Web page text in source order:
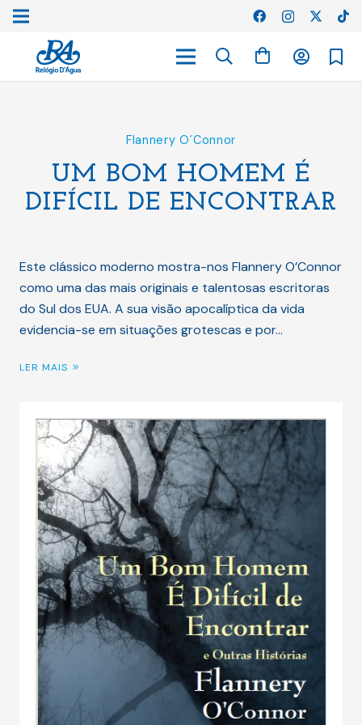
Flannery O´Connor
UM BOM HOMEM É
DIFÍCIL DE ENCONTRAR
Este clássico moderno mostra-nos Flannery O’Connor
como uma das mais originais e talentosas escritoras
do Sul dos EUA. A sua visão apocalíptica da vida
evidencia-se em situações grotescas e por…
LER MAIS